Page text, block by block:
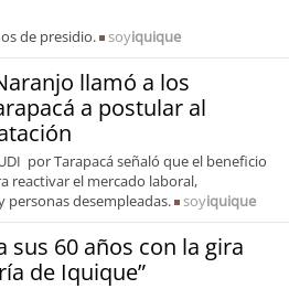
de presidio. soyiquique
llamó a los
a postular al
por Tarapacá señaló que el beneficio
reactivar el mercado laboral,
personas desempleadas.
soyiquique
sus 60 años con la gira
de Iquique”